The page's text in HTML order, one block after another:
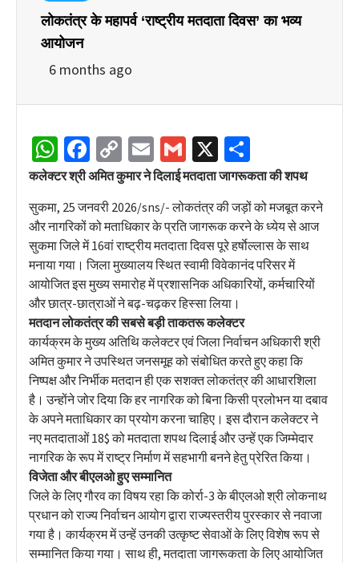
लोकतंत्र के महापर्व ‘राष्ट्रीय मतदाता दिवस’ का भव्य
आयोजन
6 months ago
WhatsApp
Facebook
Copy
Link
EmailGmail
X
कलेक्टर श्री अमित कुमार ने दिलाई मतदाता जागरूकता की शपथ
सुकमा, 25 जनवरी 2026/sns/- लोकतंत्र की जड़ों को मजबूत करने
और नागरिकों को मताधिकार के प्रति जागरूक करने के ध्येय से आज
सुकमा जिले में 16वां राष्ट्रीय मतदाता दिवस पूरे हर्षाेल्लास के साथ
मनाया गया। जिला मुख्यालय स्थित स्वामी विवेकानंद परिसर में
आयोजित इस मुख्य समारोह में प्रशासनिक अधिकारियों, कर्मचारियों
और छात्र-छात्राओं ने बढ़-चढ़कर हिस्सा लिया।
मतदान लोकतंत्र की सबसे बड़ी ताकतरू कलेक्टर
कार्यक्रम के मुख्य अतिथि कलेक्टर एवं जिला निर्वाचन अधिकारी श्री
अमित कुमार ने उपस्थित जनसमूह को संबोधित करते हुए कहा कि
निष्पक्ष और निर्भीक मतदान ही एक सशक्त लोकतंत्र की आधारशिला
है। उन्होंने जोर दिया कि हर नागरिक को बिना किसी प्रलोभन या दबाव
के अपने मताधिकार का प्रयोग करना चाहिए। इस दौरान कलेक्टर ने
नए मतदाताओं 18$ को मतदाता शपथ दिलाई और उन्हें एक जिम्मेदार
नागरिक के रूप में राष्ट्र निर्माण में सहभागी बनने हेतु प्रेरित किया।
विजेता और बीएलओ हुए सम्मानित
जिले के लिए गौरव का विषय रहा कि कोर्रा-3 के बीएलओ श्री लोकनाथ
प्रधान को राज्य निर्वाचन आयोग द्वारा राज्यस्तरीय पुरस्कार से नवाजा
गया है। कार्यक्रम में उन्हें उनकी उत्कृष्ट सेवाओं के लिए विशेष रूप से
सम्मानित किया गया। साथ ही, मतदाता जागरूकता के लिए आयोजित